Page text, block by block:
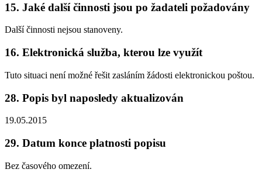
15. Jaké další činnosti jsou po žadateli požadovány
Další činnosti nejsou stanoveny.
16. Elektronická služba, kterou lze využít
Tuto situaci není možné řešit zasláním žádosti elektronickou poštou.
28. Popis byl naposledy aktualizován
19.05.2015
29. Datum konce platnosti popisu
Bez časového omezení.